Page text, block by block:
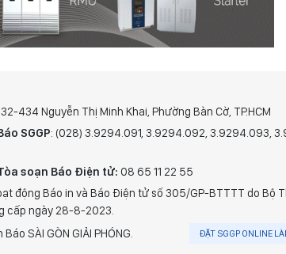
434 Nguyễn Thị Minh Khai, Phường Bàn Cờ, TP.HCM
SGGP: (028) 3.9294.091, 3.9294.092, 3.9294.093,
soạn Báo Điện tử: 08 65 11 22 55
động Báo in và Báo Điện tử số 305/GP-BTTTT do Bộ
cấp ngày 28-8-2023.
SÀI GÒN GIẢI PHÓNG.
ĐẶT SGGP ONLINE